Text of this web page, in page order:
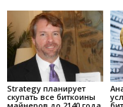
Strategy планирует
скупать все биткоины